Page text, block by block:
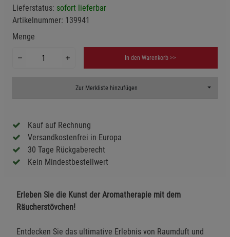
Lieferstatus: sofort lieferbar
Artikelnummer: 139941
Menge
In den Warenkorb >>
Zur Merkliste hinzufügen Toggle
Kauf auf Rechnung
Versandkostenfrei in Europa
30 Tage Rückgaberecht
Kein Mindestbestellwert
Erleben Sie die Kunst der Aromatherapie mit dem
Räucherstövchen!
Entdecken Sie das ultimative Erlebnis von Raumduft und